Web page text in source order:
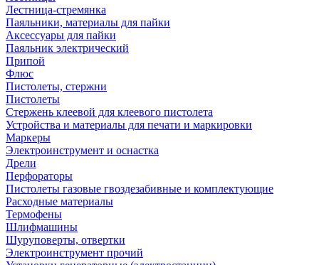
Лестница-стремянка
Паяльники, материалы для пайки
Аксессуары для пайки
Паяльник электрический
Припой
Флюс
Пистолеты, стержни
Пистолеты
Стержень клеевой для клеевого пистолета
Устройства и материалы для печати и маркировки
Маркеры
Электроинструмент и оснастка
Дрели
Перфораторы
Пистолеты газовые гвоздезабивные и комплектующие
Расходные материалы
Термофены
Шлифмашины
Шуруповерты, отвертки
Электроинструмент прочий